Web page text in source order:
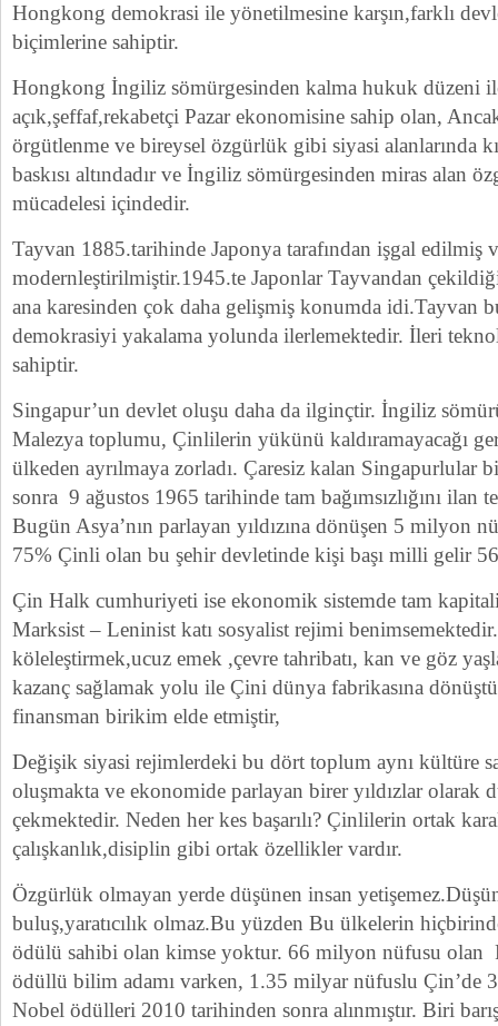
Hongkong demokrasi ile yönetilmesine karşın,farklı
biçimlerine sahiptir.
Hongkong İngiliz sömürgesinden kalma hukuk düzeni
açık,şeffaf,rekabetçi Pazar ekonomisine sahip olan,
örgütlenme ve bireysel özgürlük gibi siyasi alanlarında
baskısı altındadır ve İngiliz sömürgesinden miras alan
mücadelesi içindedir.
Tayvan 1885.tarihinde Japonya tarafından işgal edilmiş
modernleştirilmiştir.1945.te Japonlar Tayvandan
ana karesinden çok daha gelişmiş konumda idi.Tayvan
demokrasiyi yakalama yolunda ilerlemektedir. İleri
sahiptir.
Singapur’un devlet oluşu daha da ilginçtir. İngiliz
Malezya toplumu, Çinlilerin yükünü kaldıramayacağı
ülkeden ayrılmaya zorladı. Çaresiz kalan Singapurlular
sonra 9 ağustos 1965 tarihinde tam bağımsızlığını ilan
Bugün Asya’nın parlayan yıldızına dönüşen 5 milyon
75% Çinli olan bu şehir devletinde kişi başı milli gelir
Çin Halk cumhuriyeti ise ekonomik sistemde tam
Marksist – Leninist katı sosyalist rejimi
köleleştirmek,ucuz emek ,çevre tahribatı, kan ve göz
kazanç sağlamak yolu ile Çini dünya fabrikasına
finansman birikim elde etmiştir,
Değişik siyasi rejimlerdeki bu dört toplum aynı kültüre
oluşmakta ve ekonomide parlayan birer yıldızlar olarak
çekmektedir. Neden her kes başarılı? Çinlilerin ortak
çalışkanlık,disiplin gibi ortak özellikler vardır.
Özgürlük olmayan yerde düşünen insan
buluş,yaratıcılık olmaz.Bu yüzden Bu ülkelerin
ödülü sahibi olan kimse yoktur. 66 milyon nüfusu olan
ödüllü bilim adamı varken, 1.35 milyar nüfuslu Çin’de
Nobel ödülleri 2010 tarihinden sonra alınmıştır. Biri